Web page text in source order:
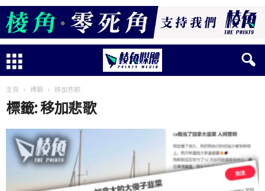
主頁 標籤 移加悲歌
標籤: 移加悲歌